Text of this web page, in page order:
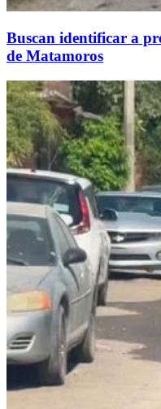
Buscan identificar a
de Matamoros